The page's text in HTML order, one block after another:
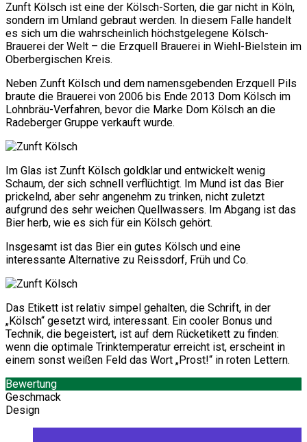
Zunft Kölsch ist eine der Kölsch-Sorten, die gar nicht in Köln,
sondern im Umland gebraut werden. In diesem Falle handelt
es sich um die wahrscheinlich höchstgelegene Kölsch-
Brauerei der Welt – die Erzquell Brauerei in Wiehl-Bielstein im
Oberbergischen Kreis.
Neben Zunft Kölsch und dem namensgebenden Erzquell Pils
braute die Brauerei von 2006 bis Ende 2013 Dom Kölsch im
Lohnbräu-Verfahren, bevor die Marke Dom Kölsch an die
Radeberger Gruppe verkauft wurde.
Im Glas ist Zunft Kölsch goldklar und entwickelt wenig
Schaum, der sich schnell verflüchtigt. Im Mund ist das Bier
prickelnd, aber sehr angenehm zu trinken, nicht zuletzt
aufgrund des sehr weichen Quellwassers. Im Abgang ist das
Bier herb, wie es sich für ein Kölsch gehört.
Insgesamt ist das Bier ein gutes Kölsch und eine
interessante Alternative zu Reissdorf, Früh und Co.
Das Etikett ist relativ simpel gehalten, die Schrift, in der
„Kölsch“ gesetzt wird, interessant. Ein cooler Bonus und
Technik, die begeistert, ist auf dem Rücketikett zu finden:
wenn die optimale Trinktemperatur erreicht ist, erscheint in
einem sonst weißen Feld das Wort „Prost!“ in roten Lettern.
Bewertung
Geschmack
Design